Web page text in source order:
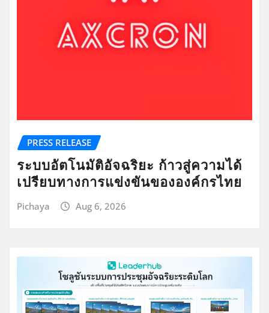
PRESS RELEASE
ระบบอัตโนมัติอัจฉริยะ ก้าวสู่ความได้
เปรียบทางการแข่งขันขององค์กรไทย
Pichaya Aug 6, 2026